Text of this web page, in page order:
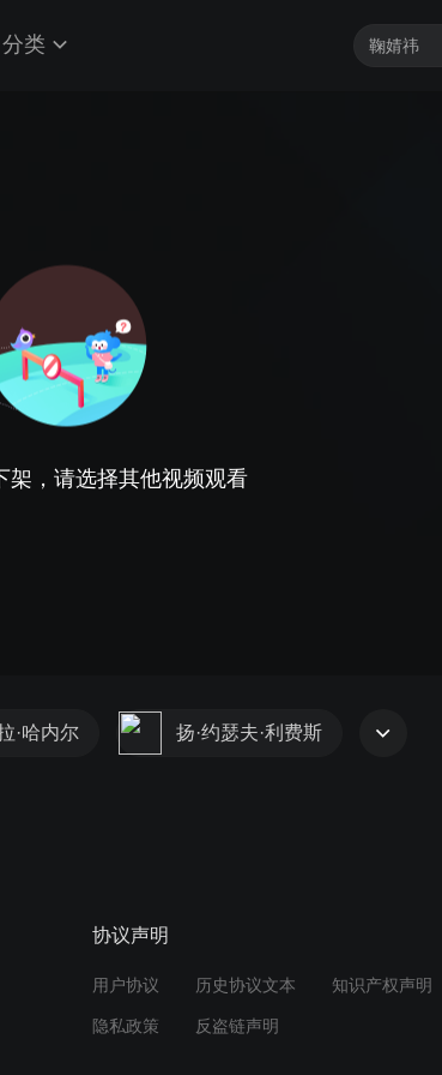
分类
架，请选择其他视频观看
·哈内尔 扬·约瑟夫·利费斯
协议声明
用户协议 历史协议文本 知识产权声明
隐私政策 反盗链声明